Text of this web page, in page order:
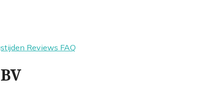
Reviews FAQ